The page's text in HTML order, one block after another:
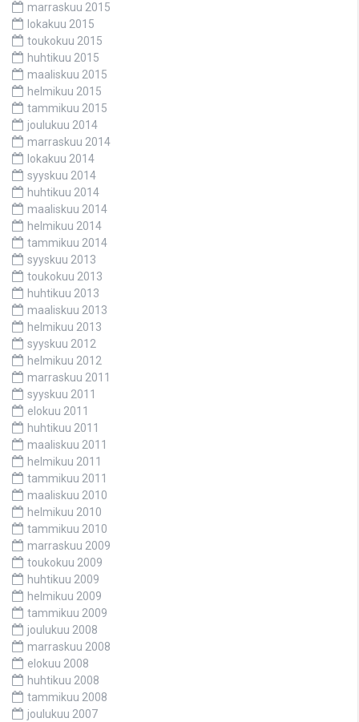
marraskuu 2015
lokakuu 2015
toukokuu 2015
huhtikuu 2015
maaliskuu 2015
helmikuu 2015
tammikuu 2015
joulukuu 2014
marraskuu 2014
lokakuu 2014
syyskuu 2014
huhtikuu 2014
maaliskuu 2014
helmikuu 2014
tammikuu 2014
syyskuu 2013
toukokuu 2013
huhtikuu 2013
maaliskuu 2013
helmikuu 2013
syyskuu 2012
helmikuu 2012
marraskuu 2011
syyskuu 2011
elokuu 2011
huhtikuu 2011
maaliskuu 2011
helmikuu 2011
tammikuu 2011
maaliskuu 2010
helmikuu 2010
tammikuu 2010
marraskuu 2009
toukokuu 2009
huhtikuu 2009
helmikuu 2009
tammikuu 2009
joulukuu 2008
marraskuu 2008
elokuu 2008
huhtikuu 2008
tammikuu 2008
joulukuu 2007